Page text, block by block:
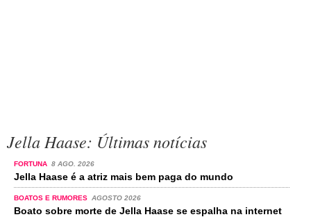
Jella Haase: Últimas notícias
FORTUNA 8 AGO. 2026
Jella Haase é a atriz mais bem paga do mundo
BOATOS E RUMORES AGOSTO 2026
Boato sobre morte de Jella Haase se espalha na internet